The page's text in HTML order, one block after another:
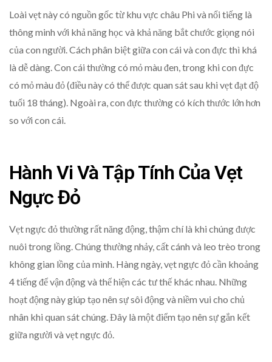
Loài vẹt này có nguồn gốc từ khu vực châu Phi và nổi tiếng là
thông minh với khả năng học và khả năng bắt chước giọng nói
của con người. Cách phân biệt giữa con cái và con đực thì khá
là dễ dàng. Con cái thường có mỏ màu đen, trong khi con đực
có mỏ màu đỏ (điều này có thể được quan sát sau khi vẹt đạt độ
tuổi 18 tháng). Ngoài ra, con đực thường có kích thước lớn hơn
so với con cái.
Hành Vi Và Tập Tính Của Vẹt
Ngực Đỏ
Vẹt ngực đỏ thường rất năng động, thậm chí là khi chúng được
nuôi trong lồng. Chúng thường nhảy, cất cánh và leo trèo trong
không gian lồng của mình. Hàng ngày, vẹt ngực đỏ cần khoảng
4 tiếng để vận động và thể hiện các tư thế khác nhau. Những
hoạt động này giúp tạo nên sự sôi động và niềm vui cho chủ
nhân khi quan sát chúng. Đây là một điểm tạo nên sự gắn kết
giữa người và vẹt ngực đỏ.